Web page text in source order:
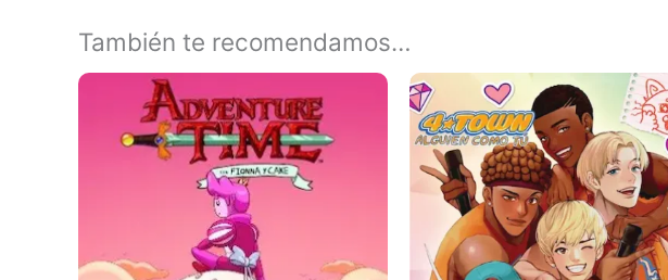
También te recomendamos…